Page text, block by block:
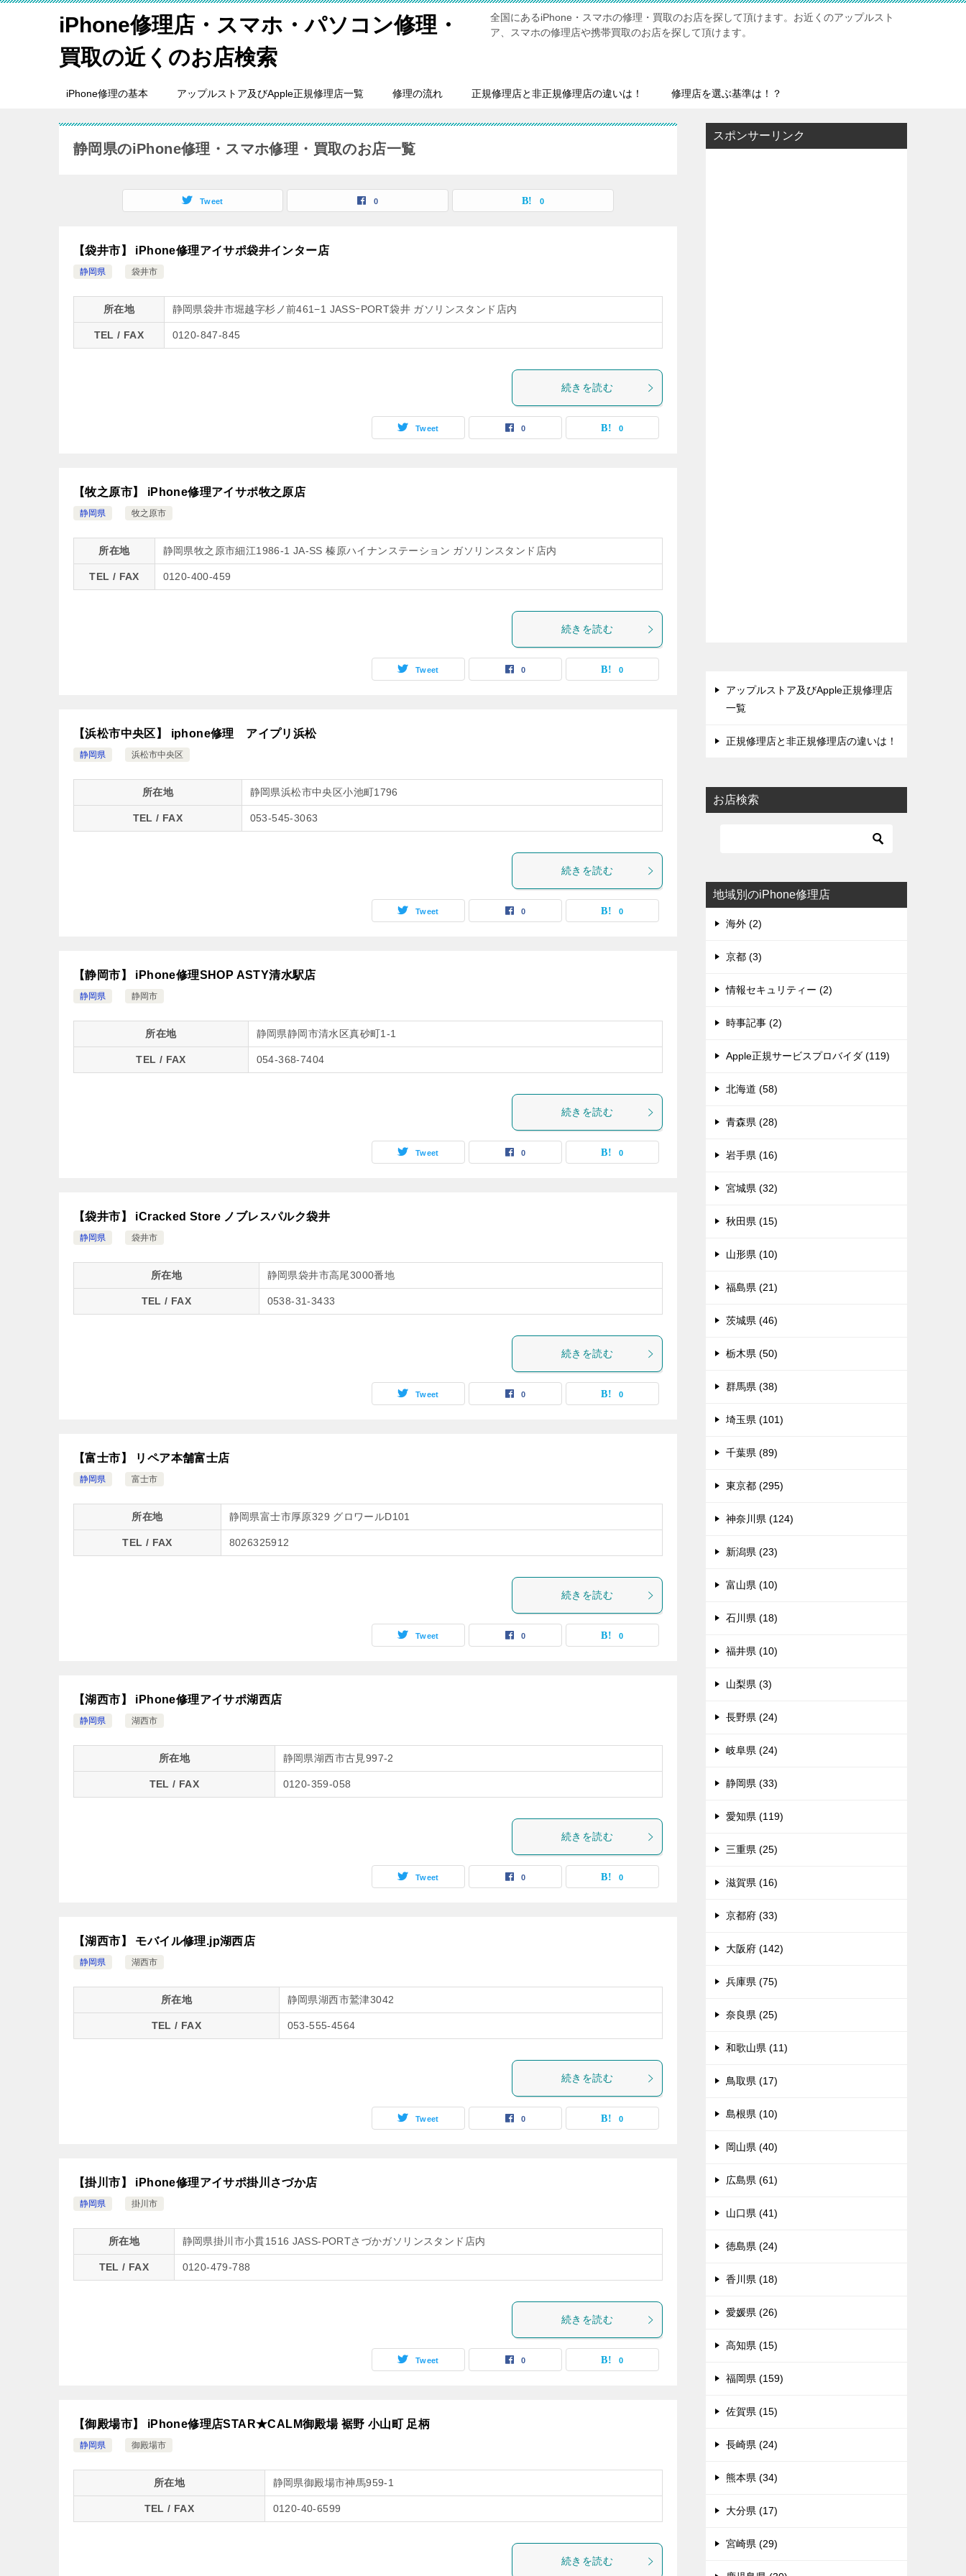
iPhone修理店・スマホ・パソコン修理・
買取の近くのお店検索
全国にあるiPhone・スマホの修理・買取のお店を探して頂けます。お近くのアップルスト
ア、スマホの修理店や携帯買取のお店を探して頂けます。
iPhone修理の基本 アップルストア及びApple正規修理店一覧 修理の流れ 正規修理店と非正規修理店の違いは！ 修理店を選ぶ基準は！？
静岡県のiPhone修理・スマホ修理・買取のお店一覧
Tweet 0 0
【袋井市】 iPhone修理アイサポ袋井インター店
静岡県 袋井市
所在地 静岡県袋井市堀越字杉ノ前461−1 JASSｰPORT袋井 ガソリンスタンド店内
TEL / FAX 0120-847-845
続きを読む
Tweet 0 0
【牧之原市】 iPhone修理アイサポ牧之原店
静岡県 牧之原市
所在地 静岡県牧之原市細江1986-1 JA-SS 榛原ハイナンステーション ガソリンスタンド店内
TEL / FAX 0120-400-459
続きを読む
Tweet 0 0
【浜松市中央区】 iphone修理 アイプリ浜松
静岡県 浜松市中央区
所在地 静岡県浜松市中央区小池町1796
TEL / FAX 053-545-3063
続きを読む
Tweet 0 0
【静岡市】 iPhone修理SHOP ASTY清水駅店
静岡県 静岡市
所在地 静岡県静岡市清水区真砂町1-1
TEL / FAX 054-368-7404
続きを読む
Tweet 0 0
【袋井市】 iCracked Store ノブレスパルク袋井
静岡県 袋井市
所在地 静岡県袋井市高尾3000番地
TEL / FAX 0538-31-3433
続きを読む
Tweet 0 0
【富士市】 リペア本舗富士店
静岡県 富士市
所在地 静岡県富士市厚原329 グロワールD101
TEL / FAX 8026325912
続きを読む
Tweet 0 0
【湖西市】 iPhone修理アイサポ湖西店
静岡県 湖西市
所在地 静岡県湖西市古見997-2
TEL / FAX 0120-359-058
続きを読む
Tweet 0 0
【湖西市】 モバイル修理.jp湖西店
静岡県 湖西市
所在地 静岡県湖西市鷲津3042
TEL / FAX 053-555-4564
続きを読む
Tweet 0 0
【掛川市】 iPhone修理アイサポ掛川さづか店
静岡県 掛川市
所在地 静岡県掛川市小貫1516 JASS-PORTさづかガソリンスタンド店内
TEL / FAX 0120-479-788
続きを読む
Tweet 0 0
【御殿場市】 iPhone修理店STAR★CALM御殿場 裾野 小山町 足柄
静岡県 御殿場市
所在地 静岡県御殿場市神馬959-1
TEL / FAX 0120-40-6599
続きを読む
スポンサーリンク
アップルストア及びApple正規修理店
一覧
正規修理店と非正規修理店の違いは！
お店検索
地域別のiPhone修理店
海外 (2)
京都 (3)
情報セキュリティー (2)
時事記事 (2)
Apple正規サービスプロバイダ (119)
北海道 (58)
青森県 (28)
岩手県 (16)
宮城県 (32)
秋田県 (15)
山形県 (10)
福島県 (21)
茨城県 (46)
栃木県 (50)
群馬県 (38)
埼玉県 (101)
千葉県 (89)
東京都 (295)
神奈川県 (124)
新潟県 (23)
富山県 (10)
石川県 (18)
福井県 (10)
山梨県 (3)
長野県 (24)
岐阜県 (24)
静岡県 (33)
愛知県 (119)
三重県 (25)
滋賀県 (16)
京都府 (33)
大阪府 (142)
兵庫県 (75)
奈良県 (25)
和歌山県 (11)
鳥取県 (17)
島根県 (10)
岡山県 (40)
広島県 (61)
山口県 (41)
徳島県 (24)
香川県 (18)
愛媛県 (26)
高知県 (15)
福岡県 (159)
佐賀県 (15)
長崎県 (24)
熊本県 (34)
大分県 (17)
宮崎県 (29)